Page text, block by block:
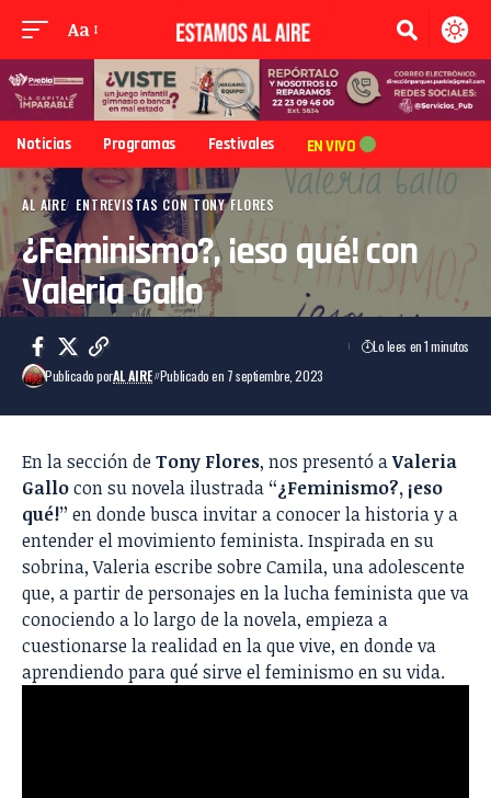
Aa
Noticias Programas Festivales EN VIVO
AL AIRE ENTREVISTAS CON TONY FLORES
¿Feminismo?, ¡eso qué! con
Valeria Gallo
Publicado porAL AIRE Publicado en 7 septiembre, 2023
Lo lees en 1 minutos
En la sección deTony Flores, nos presentó aValeria
Gallocon su novela ilustrada “¿Feminismo?, ¡eso
qué!” en donde busca invitar a conocer la historia y a
entender el movimiento feminista. Inspirada en su
sobrina, Valeria escribe sobre Camila, una adolescente
que, a partir de personajes en la lucha feminista que va
conociendo a lo largo de la novela, empieza a
cuestionarse la realidad en la que vive, en donde va
aprendiendo para qué sirve el feminismo en su vida.